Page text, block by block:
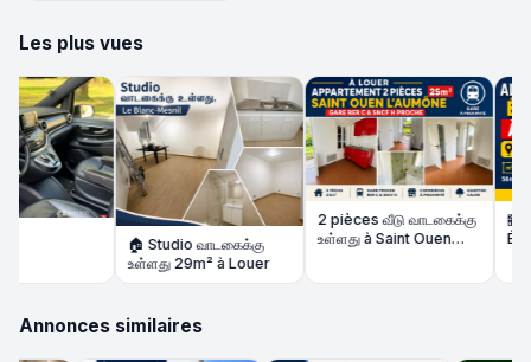
Les plus vues
🏠 Studio வாடகைக்கு
உள்ளது 29m² à Louer
2 pièces வீடு வாடகைக்கு
உள்ளது à Saint Ouen
🏪
Annonces similaires